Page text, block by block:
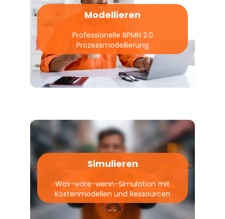
Modellieren
Professionelle BPMN 2.0
Prozessmodellierung
Simulieren
Was-wäre-wenn-Simulation mit
Kostenmodellen und Ressourcen